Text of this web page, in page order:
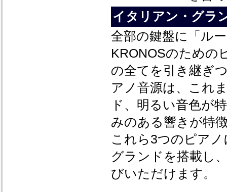
イタリアン・グラ
全部の鍵盤に「ル
KRONOSのための
の全てを引き継ぎ
アノ音源は、これ
ド、明るい音色が
みのある響きが特
これら3つのピア
グランドを搭載し
びいただけます。